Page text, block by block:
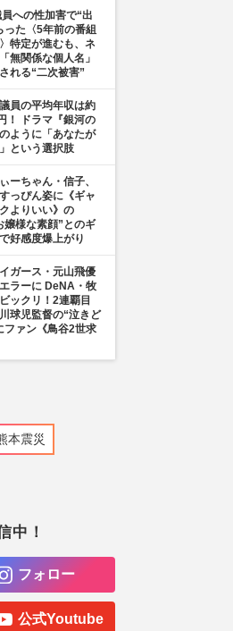
への性加害で“出
った〈5年前の番組
特定が進むも、ネ
無関係な個人名」
れる“二次被害”
員の平均年収は約
！ ドラマ『銀河の
ように「あなたが
という選択肢
ーちゃん・信子、
っぴん姿に《ギャ
よりいい》の
様な素顔”とのギ
好感度爆上がり
ガース・元山飛優
ラーに DeNA・牧
ックリ！2連覇目
球児監督の“泣きど
ファン《鳥谷2世求
本震災
中！
フォロー
公式Youtube